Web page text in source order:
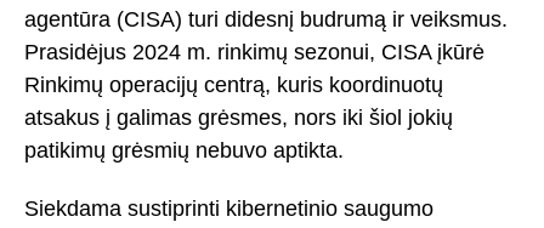
agentūra (CISA) turi didesnį budrumą ir veiksmus.
Prasidėjus 2024 m. rinkimų sezonui, CISA įkūrė
Rinkimų operacijų centrą, kuris koordinuotų
atsakus į galimas grėsmes, nors iki šiol jokių
patikimų grėsmių nebuvo aptikta.
Siekdama sustiprinti kibernetinio saugumo